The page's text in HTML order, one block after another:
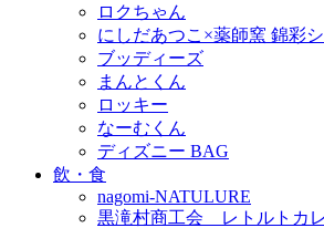
ロクちゃん
にしだあつこ×薬師窯 錦彩
ブッディーズ
まんとくん
ロッキー
なーむくん
ディズニー BAG
飲・食
nagomi-NATULURE
黒滝村商工会 レトルトカ